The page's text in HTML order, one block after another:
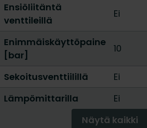
Ensiöliitäntä
venttileillä
Ei
Enimmäiskäyttöpaine
[bar]
10
Sekoitusventtiilillä
Ei
Lämpömittarilla
Ei
Näytä kaikki